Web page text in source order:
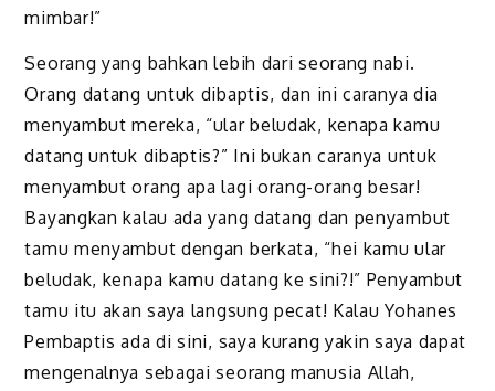
mimbar!”
Seorang yang bahkan lebih dari seorang nabi.
Orang datang untuk dibaptis, dan ini caranya dia
menyambut mereka, “ular beludak, kenapa kamu
datang untuk dibaptis?” Ini bukan caranya untuk
menyambut orang apa lagi orang-orang besar!
Bayangkan kalau ada yang datang dan penyambut
tamu menyambut dengan berkata, “hei kamu ular
beludak, kenapa kamu datang ke sini?!” Penyambut
tamu itu akan saya langsung pecat! Kalau Yohanes
Pembaptis ada di sini, saya kurang yakin saya dapat
mengenalnya sebagai seorang manusia Allah,